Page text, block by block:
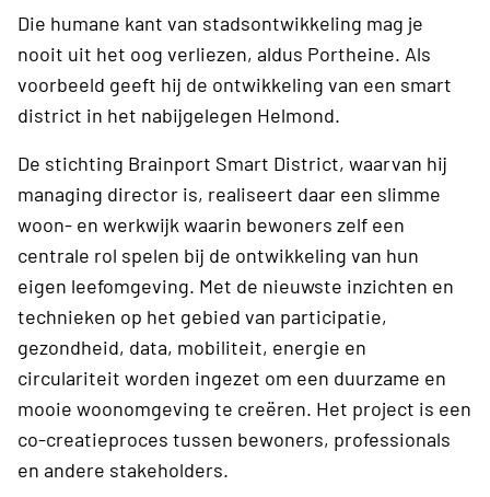
Die humane kant van stadsontwikkeling mag je
nooit uit het oog verliezen, aldus Portheine. Als
voorbeeld geeft hij de ontwikkeling van een smart
district in het nabijgelegen Helmond.
De stichting Brainport Smart District, waarvan hij
managing director is, realiseert daar een slimme
woon- en werkwijk waarin bewoners zelf een
centrale rol spelen bij de ontwikkeling van hun
eigen leefomgeving. Met de nieuwste inzichten en
technieken op het gebied van participatie,
gezondheid, data, mobiliteit, energie en
circulariteit worden ingezet om een duurzame en
mooie woonomgeving te creëren. Het project is een
co-creatieproces tussen bewoners, professionals
en andere stakeholders.